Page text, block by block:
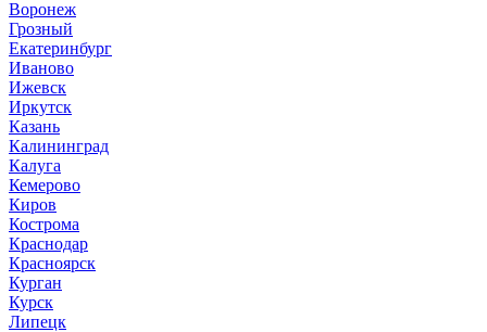
Воронеж
Грозный
Екатеринбург
Иваново
Ижевск
Иркутск
Казань
Калининград
Калуга
Кемерово
Киров
Кострома
Краснодар
Красноярск
Курган
Курск
Липецк